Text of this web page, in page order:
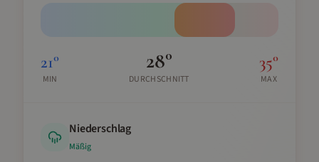
21°
MIN
28°
DURCHSCHNITT
35°
MAX
Niederschlag
Mäßig